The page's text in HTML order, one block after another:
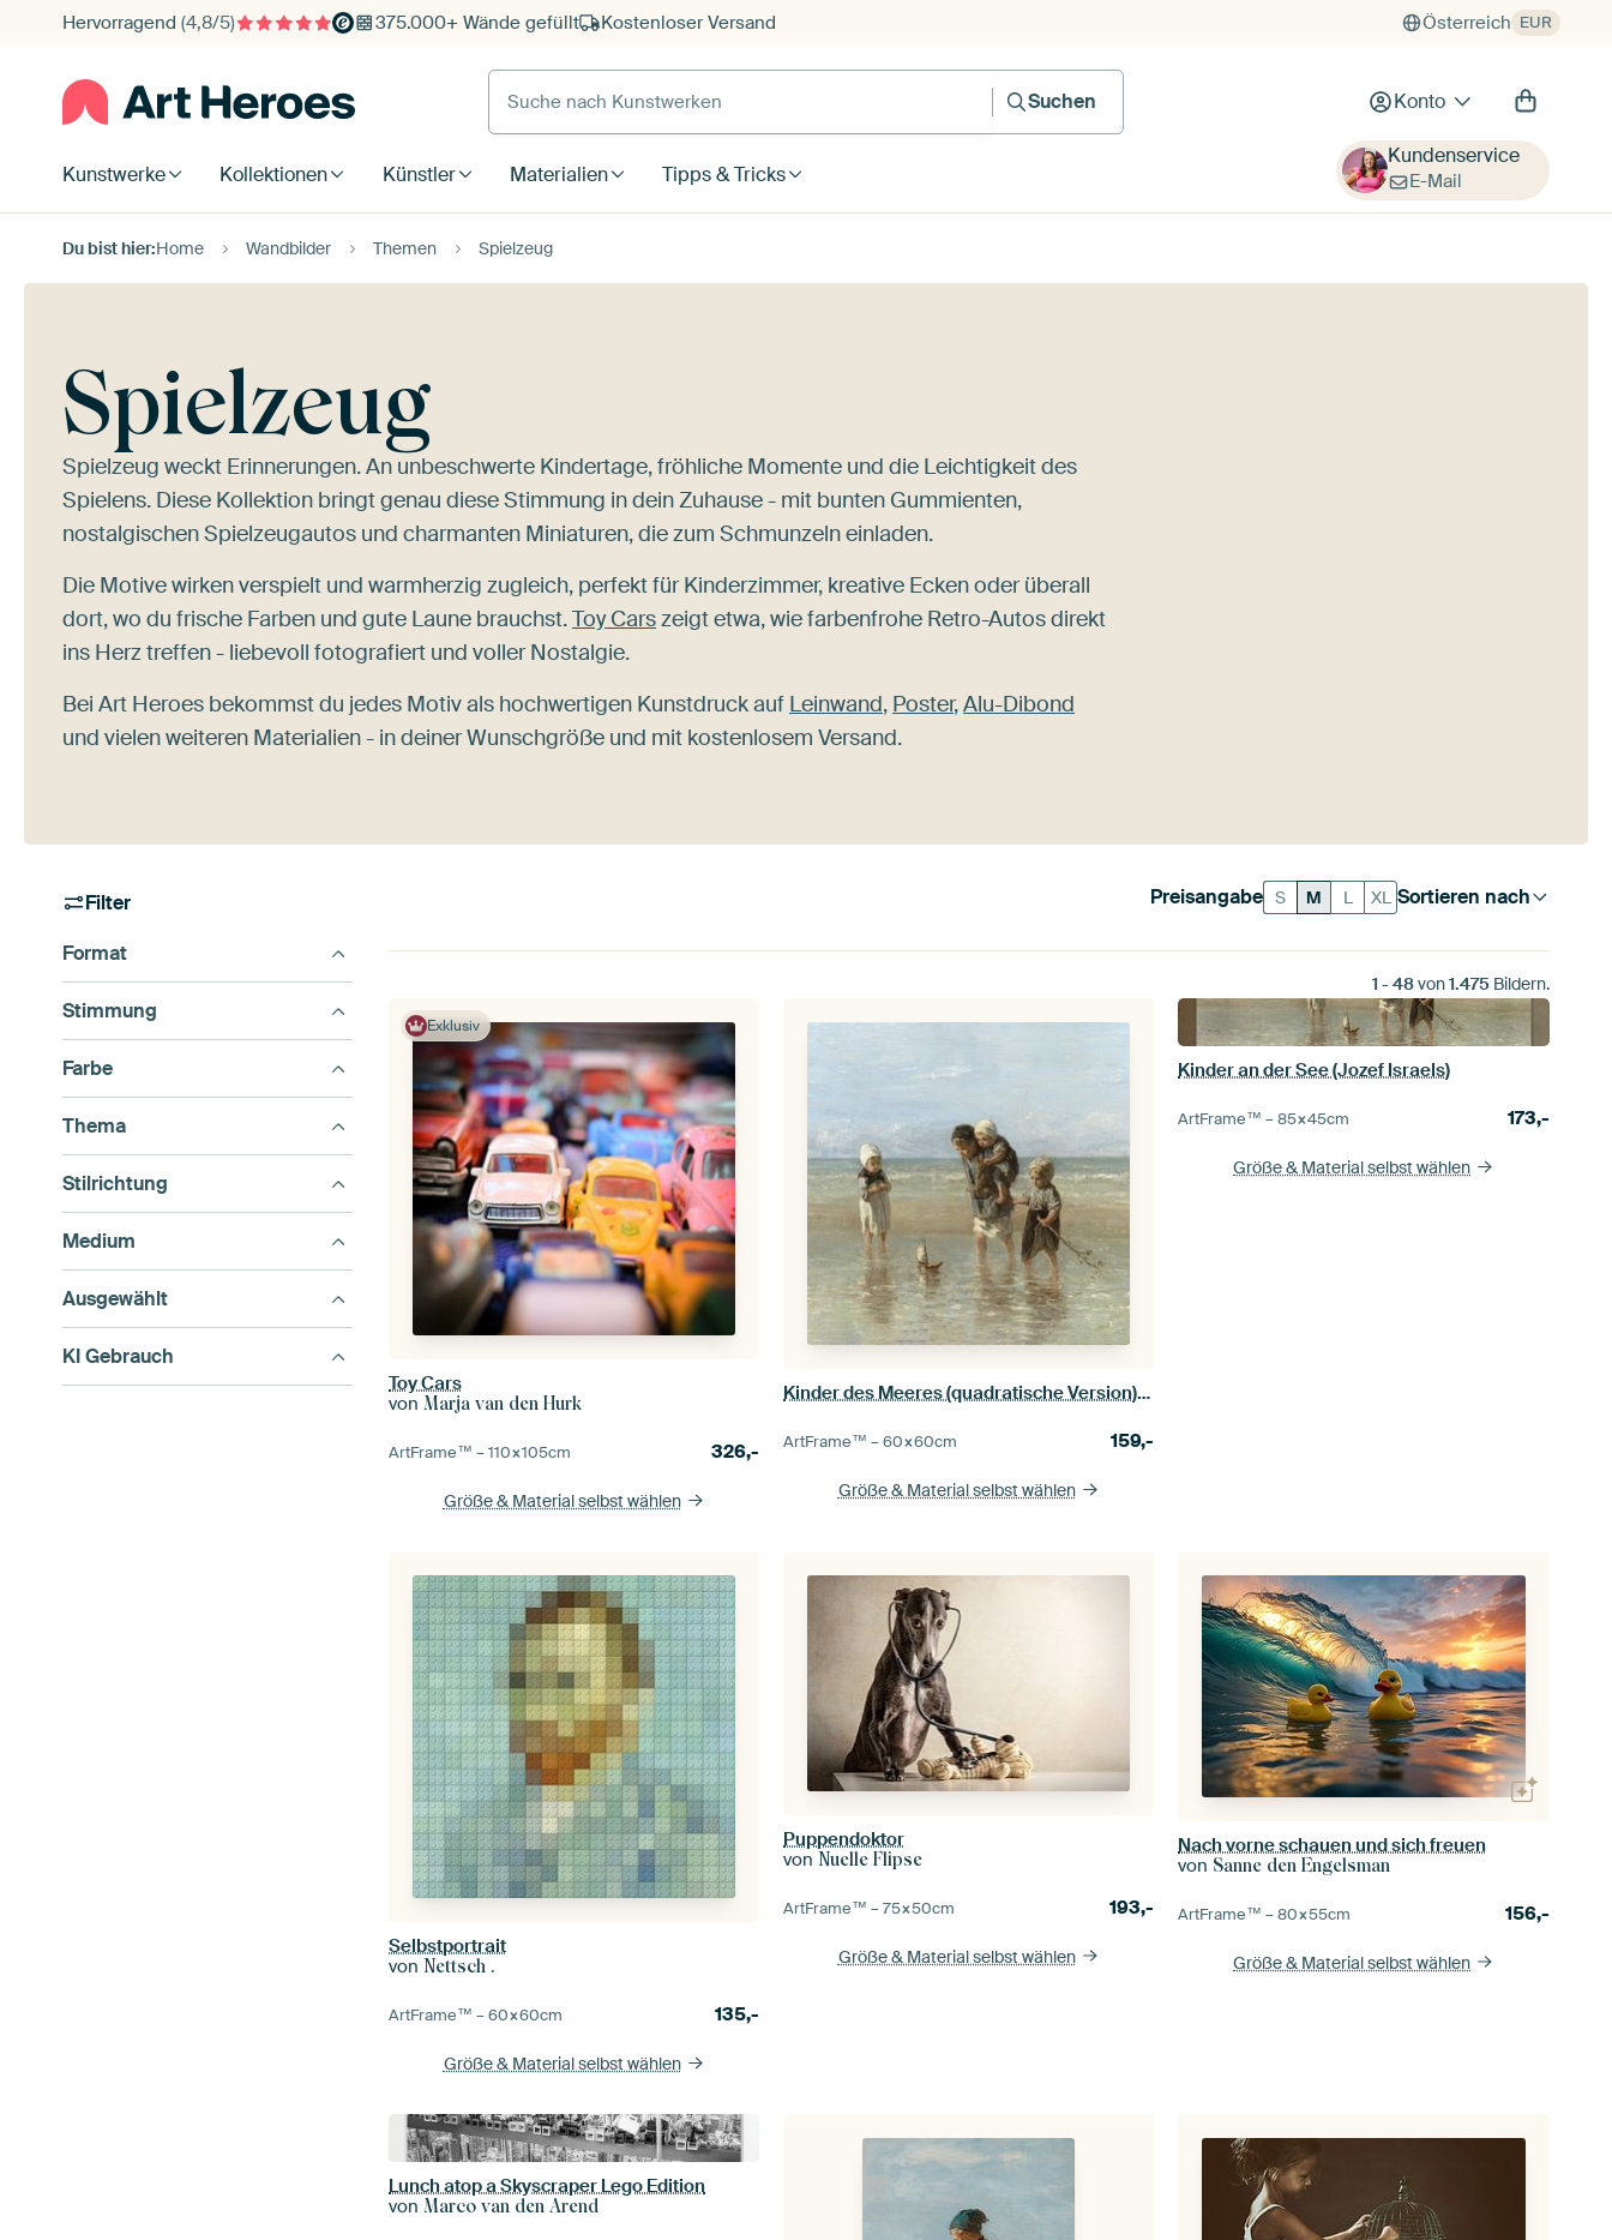
Hervorragend (4,8/5) 375.000+ Wände gefüllt Kostenloser Versand Österreich EUR
Suche nach Kunstwerken
Suchen
Konto
Kunstwerke Kollektionen Künstler Materialien Tipps & Tricks
Kundenservice
E-Mail
Du bist hier:Home Wandbilder Themen Spielzeug
Spielzeug
Spielzeug weckt Erinnerungen. An unbeschwerte Kindertage, fröhliche Momente und die Leichtigkeit des
Spielens. Diese Kollektion bringt genau diese Stimmung in dein Zuhause - mit bunten Gummienten,
nostalgischen Spielzeugautos und charmanten Miniaturen, die zum Schmunzeln einladen.
Die Motive wirken verspielt und warmherzig zugleich, perfekt für Kinderzimmer, kreative Ecken oder überall
dort, wo du frische Farben und gute Laune brauchst.Toy Carszeigt etwa, wie farbenfrohe Retro-Autos direkt
ins Herz treffen - liebevoll fotografiert und voller Nostalgie.
Bei Art Heroes bekommst du jedes Motiv als hochwertigen Kunstdruck auf Leinwand, Poster,Alu-Dibond
und vielen weiteren Materialien - in deiner Wunschgröße und mit kostenlosem Versand.
Filter
Format
Stimmung
Farbe
Thema
Stilrichtung
Medium
Ausgewählt
KI Gebrauch
Sortieren nach
Preisangabe S M L XL
1 - 48von1.475Bildern.
Exklusiv
Toy Cars
vonMarja van den Hurk
ArtFrame™ –110×105cm 326,-
Größe & Material selbst wählen
Kinder des Meeres (quadratische Version), Jozef Israëls
ArtFrame™ –60×60cm 159,-
Größe & Material selbst wählen
Kinder an der See (Jozef Israels)
ArtFrame™ –85×45cm 173,-
Größe & Material selbst wählen
Selbstportrait
von Nettsch .
ArtFrame™ –60×60cm 135,-
Größe & Material selbst wählen
Puppendoktor
von Nuelle Flipse
ArtFrame™ –75×50cm 193,-
Größe & Material selbst wählen
Nach vorne schauen und sich freuen
von Sanne den Engelsman
ArtFrame™ –80×55cm 156,-
Größe & Material selbst wählen
Lunch atop a Skyscraper Lego Edition
vonMarco van den Arend